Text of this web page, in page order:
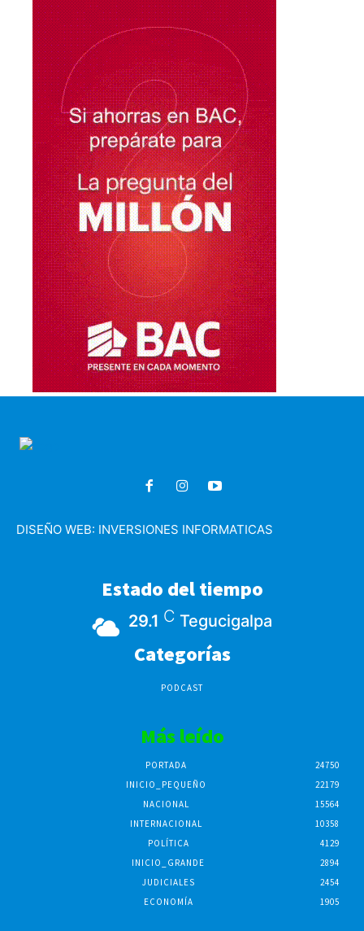
DISEÑO WEB: INVERSIONES INFORMATICAS
Estado del tiempo
29.1 C Tegucigalpa
Categorías
PODCAST
Más leído
PORTADA
24750
INICIO_PEQUEÑO
22179
NACIONAL
15564
INTERNACIONAL
10358
POLÍTICA
4129
INICIO_GRANDE
2894
JUDICIALES
2454
ECONOMÍA
1905